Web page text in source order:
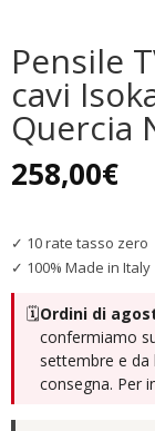
Pensile
cavi
Quercia
258,00€
✓ 10 rate tasso zero
✓ 100% Made in Italy
🗓️Ordini di
confermiamo
settembre e
consegna. Per